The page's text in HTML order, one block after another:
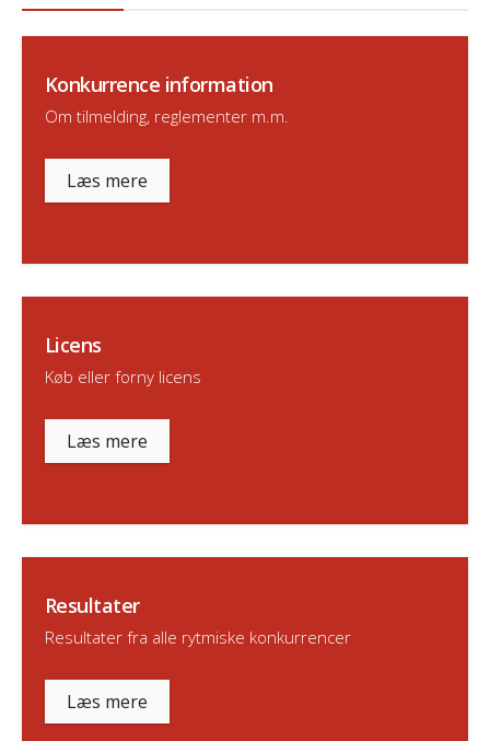
Konkurrence information
Om tilmelding, reglementer m.m.
Læs mere
Licens
Køb eller forny licens
Læs mere
Resultater
Resultater fra alle rytmiske konkurrencer
Læs mere